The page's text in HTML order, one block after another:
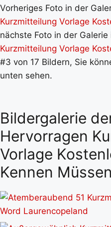
Vorheriges Foto in der
Kurzmitteilung Vorlage
nächste Foto in der Galerie
Kurzmitteilung Vorlage
#3 von 17 Bildern, Sie
unten sehen.
Bildergalerie
Hervorragen
Vorlage
Kennen Müssen